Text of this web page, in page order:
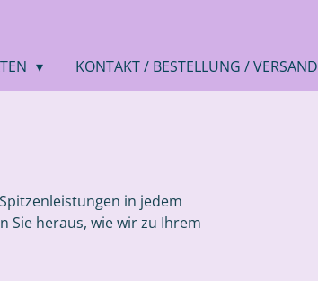
KONTAKT / BESTELLUNG / VERSAND
in jedem
Sie heraus, wie wir zu Ihrem